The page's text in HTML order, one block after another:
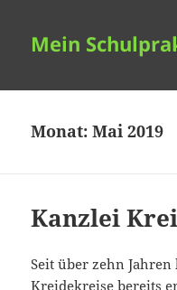
Mein
Monat:Mai 2019
Kanzlei
Seit über zehn
Kreidekreise bereits